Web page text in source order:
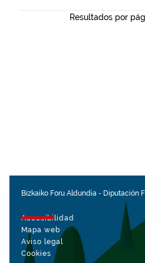
Resultados por
Bizkaiko Foru Aldundia - Diputación
Accesibilidad
Mapa web
Aviso legal
Cookies